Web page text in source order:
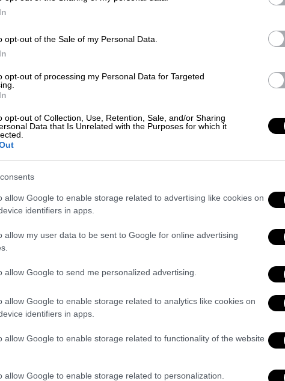
opt-out of the Sale of my Personal Data.
opt-out of processing my Personal Data for Targeted
opt-out of Collection, Use, Retention, Sale, and/or Sharing
Data that Is Unrelated with the Purposes for which it
allow Google to enable storage related to advertising like cookies on
identifiers in apps.
allow my user data to be sent to Google for online advertising
allow Google to send me personalized advertising.
allow Google to enable storage related to analytics like cookies on
identifiers in apps.
allow Google to enable storage related to functionality of the website
allow Google to enable storage related to personalization.
Ελλάδα και στις ΗΠΑ (FORT BLISS,
του ΝΑΤΟ (NPC
Σχεδίασης του ΝΑΤΟ στη Σχολή Πολέμου
Ασφαλείας της Σχολής Άμυνας του
υπηρέτησε ως:
Α/Κ Πυροβολικού και Κ/Β ΧΩΚ,
Κ/Β ΧΩΚ,
Μάχης,
Military Staff του ΝΑΤΟ (IMS/NATO),
του ΓΕΕΘΑ,
ΓΕΣ,
Balkans στο IMS/NATO,
Deployable Corps Greece,
KFOR.